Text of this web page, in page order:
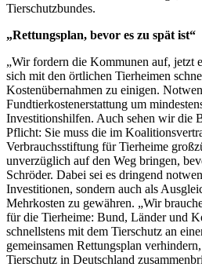
Tierschutzbundes.
„Rettungsplan, bevor es zu spät ist“
„Wir fordern die Kommunen auf, jetzt
sich mit den örtlichen Tierheimen
Kostenübernahmen zu einigen.
Fundtierkostenerstattung um
Investitionshilfen. Auch sehen wir die
Pflicht: Sie muss die im
Verbrauchsstiftung für Tierheime
unverzüglich auf den Weg bringen,
Schröder. Dabei sei es dringend
Investitionen, sondern auch als
Mehrkosten zu gewähren. „Wir
für die Tierheime: Bund, Länder und
schnellstens mit dem Tierschutz an
gemeinsamen Rettungsplan
Tierschutz in Deutschland